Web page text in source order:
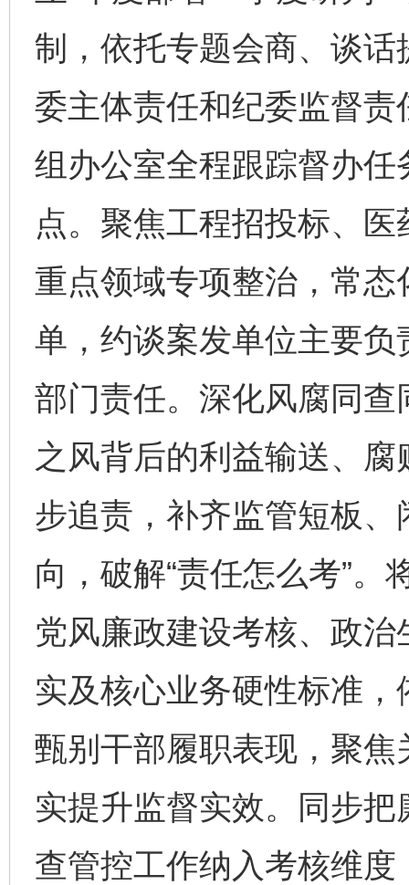
制，依托专题会商、谈
委主体责任和纪委监督
组办公室全程跟踪督办
点。聚焦工程招投标、
重点领域专项整治，常
单，约谈案发单位主要
部门责任。深化风腐同
之风背后的利益输送、
步追责，补齐监管短板
向，破解“责任怎么考”
党风廉政建设考核、政
实及核心业务硬性标准
甄别干部履职表现，聚焦
实提升监督实效。同步
查管控工作纳入考核维